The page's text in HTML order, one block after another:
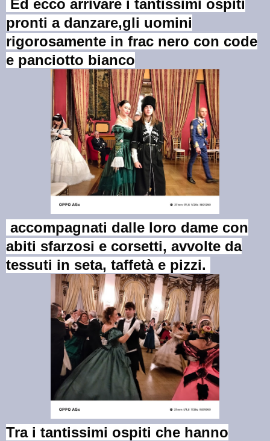
Ed ecco arrivare i tantissimi ospiti
pronti a danzare,gli uomini
rigorosamente in frac nero con code
e panciotto bianco
accompagnati dalle loro dame con
abiti sfarzosi e corsetti, avvolte da
tessuti in seta, taffetà e pizzi.
Tra i tantissimi ospiti che hanno